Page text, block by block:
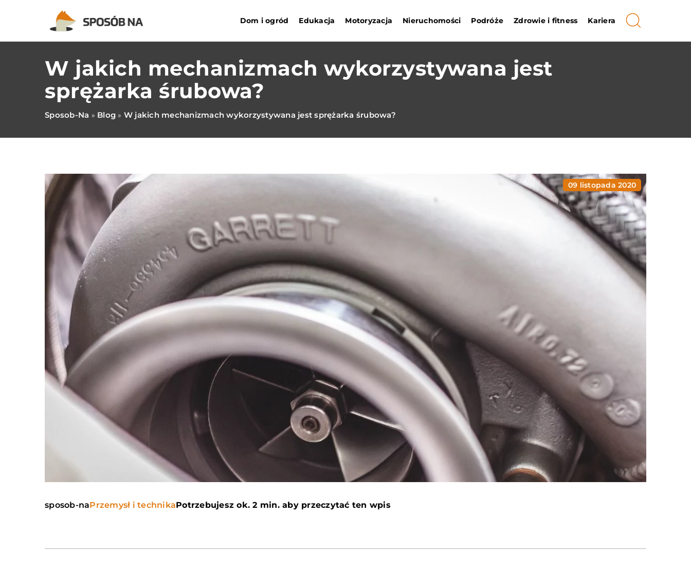
Dom i ogród Edukacja Motoryzacja Nieruchomości Podróże Zdrowie i fitness Kariera
W jakich mechanizmach wykorzystywana jest
sprężarka śrubowa?
Sposob-Na » Blog » W jakich mechanizmach wykorzystywana jest sprężarka śrubowa?
09 listopada 2020
sposob-naPrzemysł i technikaPotrzebujesz ok. 2 min. aby przeczytać ten wpis